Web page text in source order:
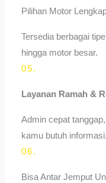
Pilihan Motor
Tersedia berbagai
hingga motor besar.
05.
Layanan Ramah &
Admin cepat
kamu butuh informasi.
06.
Bisa Antar Jemput